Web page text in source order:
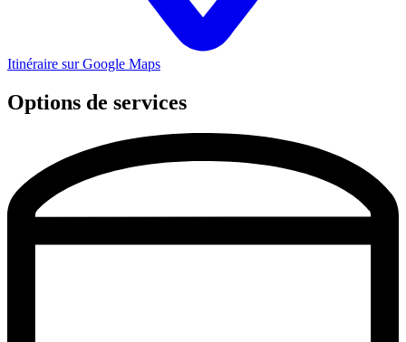
Itinéraire sur Google Maps
Options de services